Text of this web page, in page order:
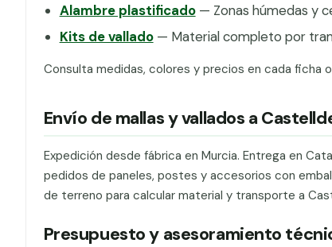
Alambre plastificado— Zonas húmedas y
Kits de vallado— Material completo por
Consulta medidas, colores y precios en cada ficha
Envío de mallas y vallados a
Expedición desde fábrica en Murcia. Entrega en
pedidos de paneles, postes y accesorios con
de terreno para calcular material y transporte a
Presupuesto y asesoramiento